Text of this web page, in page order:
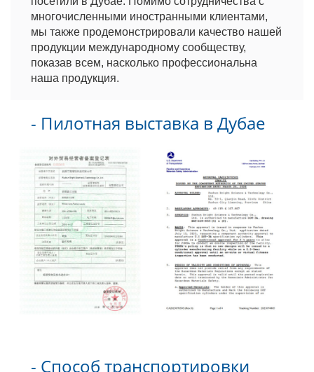
многочисленными иностранными клиентами,
мы также продемонстрировали качество нашей
продукции международному сообществу,
показав всем, насколько профессиональна
наша продукция.
- Пилотная выставка в Дубае
- Способ транспортировки